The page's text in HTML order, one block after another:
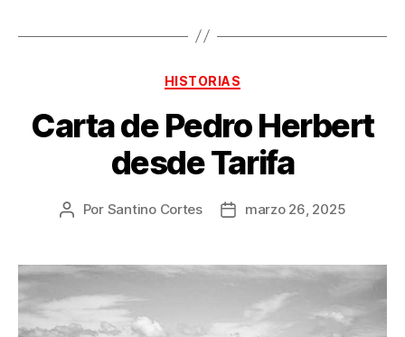
Categorías
HISTORIAS
Carta de Pedro Herbert
desde Tarifa
Autor
publicación
Por Santino Cortes
Fecha
publicación
marzo 26, 2025